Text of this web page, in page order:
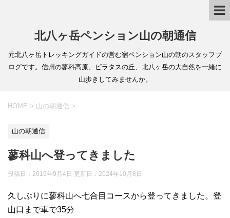
北八ヶ岳ペンション山の朝通信
元北八ヶ岳トレッキングガイドの営む宿ペンション山の朝のスタッフブ
ログです。信州の蓼科高原、ピラタスの丘、北八ヶ岳の大自然を一緒に
山歩きしてみませんか。
HOME > 山の朝通信 >
山の朝通信
蓼科山へ登ってきました
投稿日：2019年9月4日 更新日： 2024年10月8日
久しぶりに蓼科山へ七合目コースから登ってきました。登
山口まで車で35分